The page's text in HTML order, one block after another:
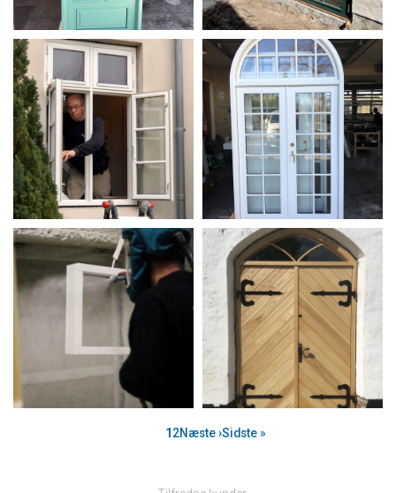
Side
1Side
2Næste
Næste ›Sidste
Sidste »